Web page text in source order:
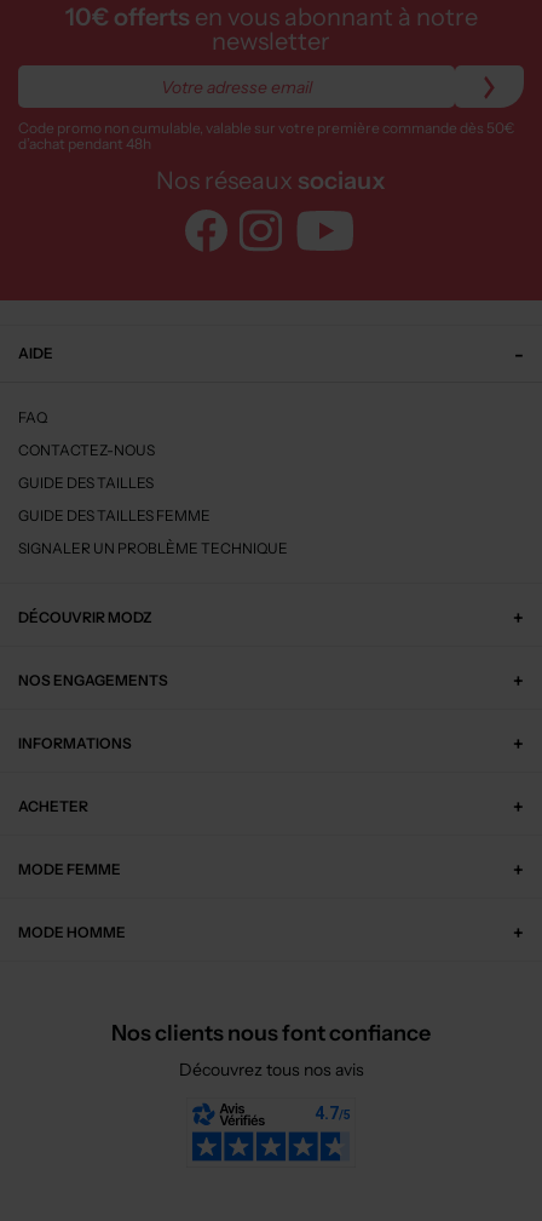
10€ offerts en vous abonnant à notre
newsletter
Code promo non cumulable, valable sur votre première commande dès 50€
d’achat pendant 48h
Nos réseaux sociaux
AIDE
FAQ
CONTACTEZ-NOUS
GUIDE DES TAILLES
GUIDE DES TAILLES FEMME
SIGNALER UN PROBLÈME TECHNIQUE
DÉCOUVRIR MODZ
NOS ENGAGEMENTS
INFORMATIONS
ACHETER
MODE FEMME
MODE HOMME
Nos clients nous font confiance
Découvrez tous nos avis